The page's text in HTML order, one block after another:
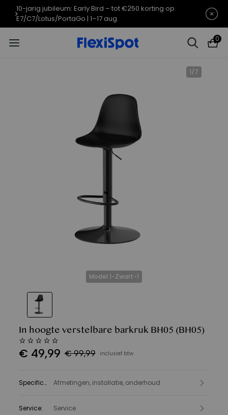
10-jarig jubileumaanbod | E7 Plus
vanaf €399,99
17
0
1/7
Model 1-Zwart-1
In hoogte verstelbare barkruk BH05 (BH05)
€ 49,99 € 99,99 inclusief btw
Specificatie :
Afmetingen, installatie, onderhoud
Service: Service